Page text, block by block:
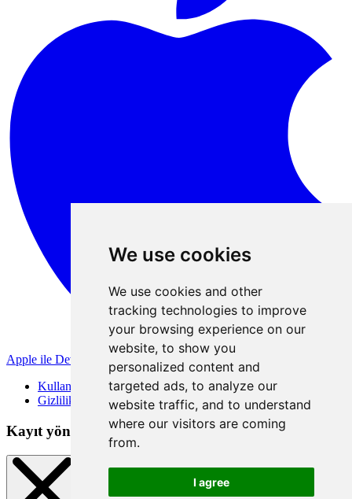
We use cookies
We use cookies and other
tracking technologies to improve
your browsing experience on our
website, to show you
personalized content and
targeted ads, to analyze our
website traffic, and to understand
where our visitors are coming
from.
I agree
Apple ile Devam Et
Kullanım Koşulları
Gizlilik Politikası
Kayıt yöntemleri